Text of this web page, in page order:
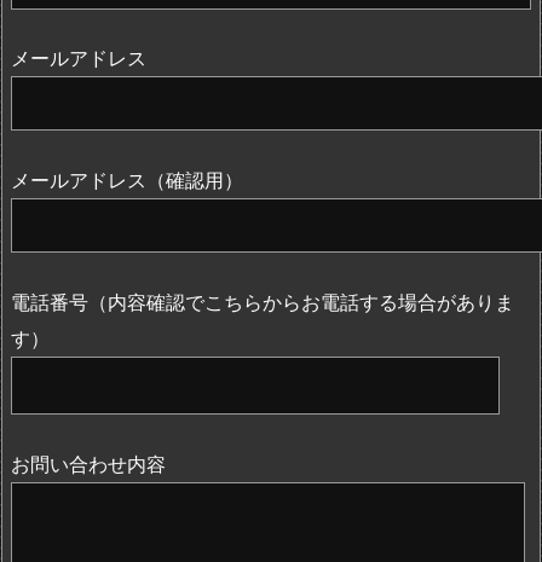
メールアドレス
メールアドレス（確認用）
電話番号（内容確認でこちらからお電話する場合がありま
す）
お問い合わせ内容